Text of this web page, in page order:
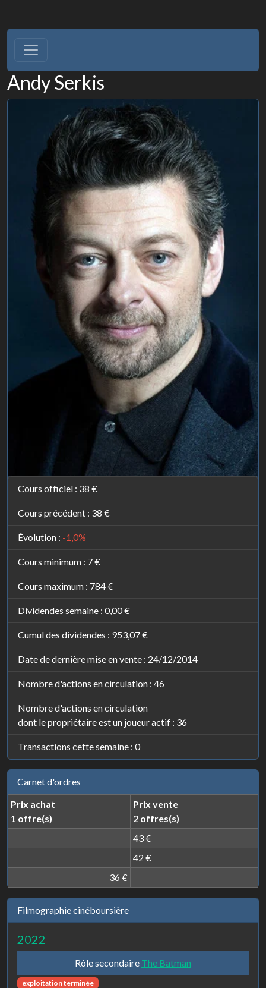
Andy Serkis
Cours officiel : 38 €
Cours précédent : 38 €
Évolution : -1,0%
Cours minimum : 7 €
Cours maximum : 784 €
Dividendes semaine : 0,00 €
Cumul des dividendes : 953,07 €
Date de dernière mise en vente : 24/12/2014
Nombre d'actions en circulation : 46
Nombre d'actions en circulation
dont le propriétaire est un joueur actif : 36
Transactions cette semaine : 0
Carnet d'ordres
Prix achat
1 offre(s)
Prix vente
2 offres(s)
43 €
42 €
36 €
Filmographie cinéboursière
2022
Rôle secondaire The Batman
exploitation terminée